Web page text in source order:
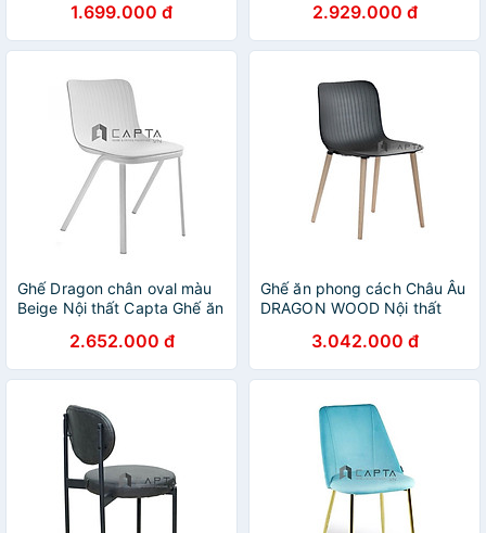
nhựa PC trắng trong chân
nhựa PP màu trắng tại HCM
1.699.000 đ
tiếp khách nệm bọc simili
cao cấp chân sắt sơn màu
đen
2.929.000 đ
Ghế Dragon chân oval màu
Beige Nội thất Capta Ghế ăn
thép sơn tĩnh điện
2.652.000 đ
Ghế ăn phong cách Châu Âu
DRAGON WOOD Nội thất
nhựa chân gỗ màu tự nhiên
3.042.000 đ